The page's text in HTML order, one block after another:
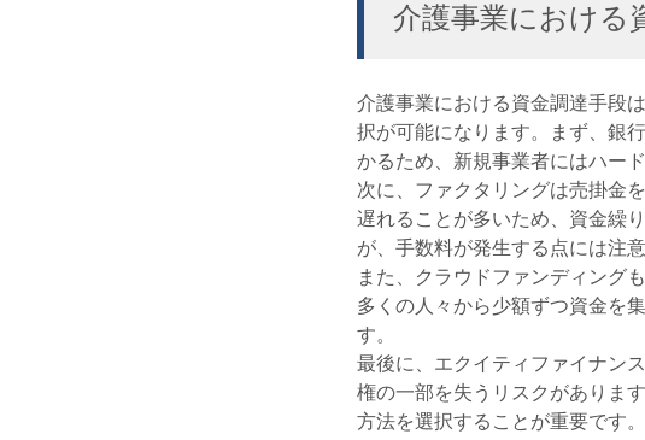
介護事業における
介護事業における資金調達手段
択が可能になります。まず、銀
かるため、新規事業者にはハー
次に、ファクタリングは売掛金
遅れることが多いため、資金繰
が、手数料が発生する点には注意
また、クラウドファンディング
多くの人々から少額ずつ資金を
す。
最後に、エクイティファイナン
権の一部を失うリスクがありま
方法を選択することが重要です。